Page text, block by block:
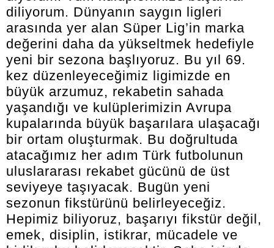
diliyorum. Dünyanın saygın ligleri
arasında yer alan Süper Lig’in marka
değerini daha da yükseltmek hedefiyle
yeni bir sezona başlıyoruz. Bu yıl 69.
kez düzenleyeceğimiz ligimizde en
büyük arzumuz, rekabetin sahada
yaşandığı ve kulüplerimizin Avrupa
kupalarında büyük başarılara ulaşacağı
bir ortam oluşturmak. Bu doğrultuda
atacağımız her adım Türk futbolunun
uluslararası rekabet gücünü de üst
seviyeye taşıyacak. Bugün yeni
sezonun fikstürünü belirleyeceğiz.
Hepimiz biliyoruz, başarıyı fikstür değil,
emek, disiplin, istikrar, mücadele ve